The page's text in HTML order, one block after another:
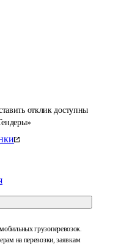
отклик доступны
грузоперевозок.
на перевозки, заявкам